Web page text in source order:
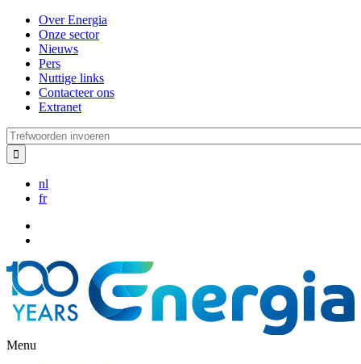
Overslaan
naar
inhoud
gaan
Over Energia
Onze sector
Nieuws
Pers
Nuttige links
Contacteer ons
Extranet
Trefwoorden
invoeren
nl
fr
Menu